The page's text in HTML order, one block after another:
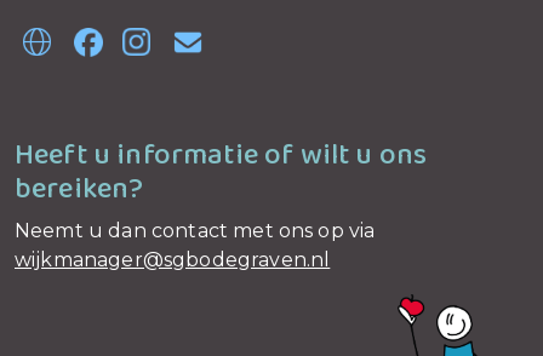
Heeft u informatie of wilt u ons
bereiken?
Neemt u dan contact met ons op via
wijkmanager@sgbodegraven.nl